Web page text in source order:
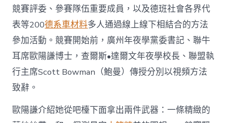
競賽評委、參賽隊伍重要成員，以及德班社會各界代
表等200德系車材料多人通過線上線下相結合的方法
參加活動。競賽開始前，廣州年夜學黨委書記、聯牛
耳席歐陽謙博士，查爾斯•達爾文年夜學校長、聯盟執
行主席Scott Bowman（鮑曼）傳授分別以視頻方法
致辭。
歐陽謙介紹她從吧檯下面拿出兩件武器：一條精緻的